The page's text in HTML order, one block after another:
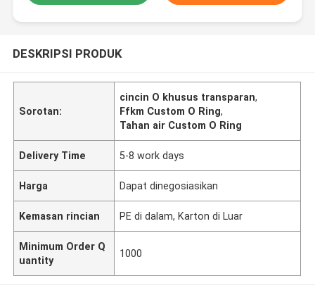
DESKRIPSI PRODUK
Sorotan:
cincin O khusus transparan,
Ffkm Custom O Ring,
Tahan air Custom O Ring
Delivery Time 5-8 work days
Harga Dapat dinegosiasikan
Kemasan rincian PE di dalam, Karton di Luar
Minimum Order Q
uantity
1000